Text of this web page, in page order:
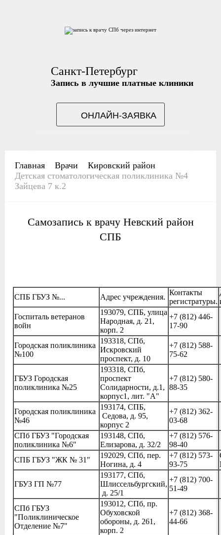
Санкт-Петербург
Запись в лучшие платные клиники
ОНЛАЙН-ЗАЯВКА
Главная Врачи
Кировский район
Детская стоматологическая поликлиника №4
Зайцева 7 к.2
Самозапись к врачу Невский район
СПБ
СПБ ГБУЗ №... Адрес учреждения.
Контакты
регистратуры.
Госпиталь ветеранов
войн
193079, СПБ, улица
Народная, д. 21,
корп. 2
+7 (812) 446-
17-90
Городская поликлиника
№100
193318, СПб,
Искровский
проспект, д. 10
+7 (812) 588-
75-62
ГБУЗ Городская
поликлиника №25
193318, СПб,
проспект
Солидарности, д.1,
корпус1, лит. "А"
+7 (812) 580-
88-35
Городская поликлиника
№46
193174, СПБ,
Седова, д. 95,
корпус 2
+7 (812) 362-
03-68
СПб ГБУЗ "Городская
поликлиника №6"
193148, СПб,
Елизарова, д. 32/2
+7 (812) 576-
98-40
СПБ ГБУЗ "ЖК № 31"
192029, СПб, пер.
Ногина, д. 4
+7 (812) 573-
93-75
ГБУЗ ГП №77
193177, СПб,
Шлиссельбургский,
д. 25/1
+7 (812) 700-
51-49
СПб ГБУЗ
"Поликлиническое
Отделение №7"
193012, СПб, пр.
Обуховской
обороны, д. 261,
корп. 2
+7 (812) 368-
44-66